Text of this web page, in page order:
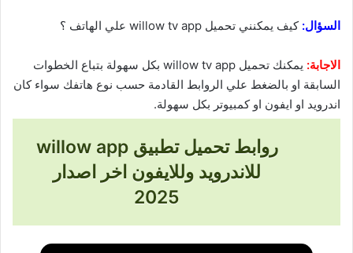
السؤال:كيف يمكنني تحميل willow tv app علي الهاتف ؟
الاجابة:
يمكنك تحميل willow tv app بكل سهولة بتباع الخطوات
السابقة او بالضغط علي الروابط القادمة حسب نوع هاتفك سواء كان
اندرويد او ايفون او كمبيوتر بكل سهولة.
روابط تحميل تطبيق willow app
للاندرويد وللايفون اخر اصدار
2025